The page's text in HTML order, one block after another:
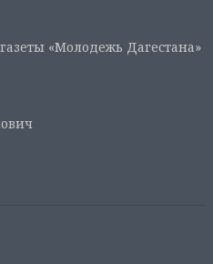
«Молодежь Дагестана»